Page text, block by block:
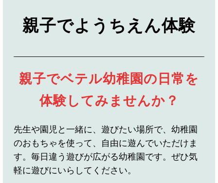
親子でようちえん体験
親子でベテル幼稚園の日常を
体験してみませんか？
先生や園児と一緒に、遊びたい場所で、幼稚園
のおもちゃを使って、自由に遊んでいただけま
す。毎日違う遊びが広がる幼稚園です。ぜひ気
軽に遊びにいらしてください。